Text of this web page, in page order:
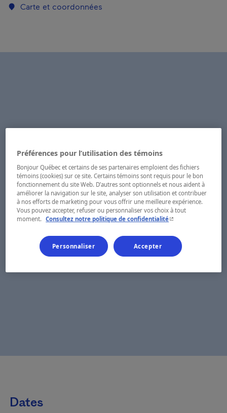
Carte et coordonnées
Dates
Préférences pour l’utilisation des témoins
Bonjour Québec et certains de ses partenaires emploient des fichiers
témoins (cookies) sur ce site. Certains témoins sont requis pour le bon
fonctionnement du site Web. D’autres sont optionnels et nous aident à
améliorer la navigation sur le site, analyser son utilisation et contribuer
à nos efforts de marketing pour vous offrir une meilleure expérience.
Vous pouvez accepter, refuser ou personnaliser vos choix à tout
moment. Consultez notre politique de confidentialité- Cet hyperlien
Personnaliser Accepter